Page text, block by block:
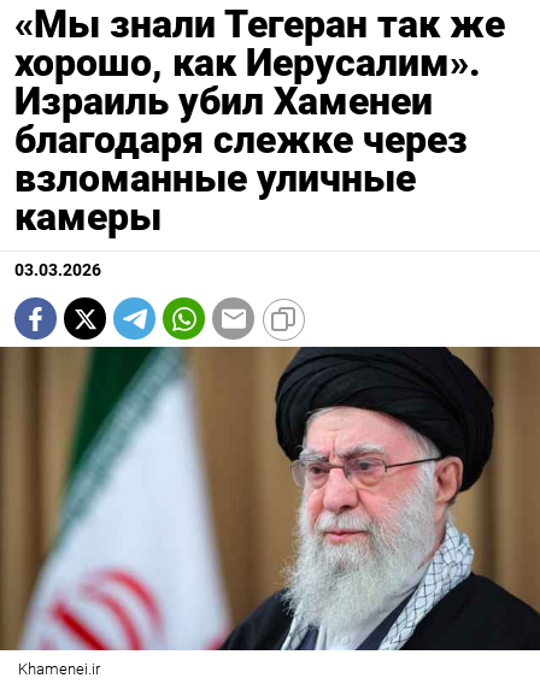
«Мы знали Тегеран так же
хорошо, как Иерусалим».
Израиль убил Хаменеи
благодаря слежке через
взломанные уличные
камеры
03.03.2026
Khamenei.ir